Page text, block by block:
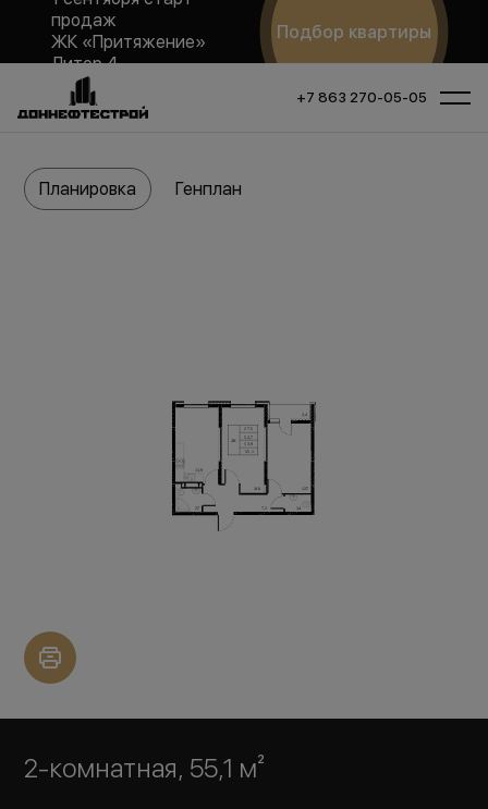
продаж
ЖК «Притяжение»
Литер 4
Подбор квартиры
+7 863 270-05-05
2-комнатная, 55,1 м²
Планировка Генплан